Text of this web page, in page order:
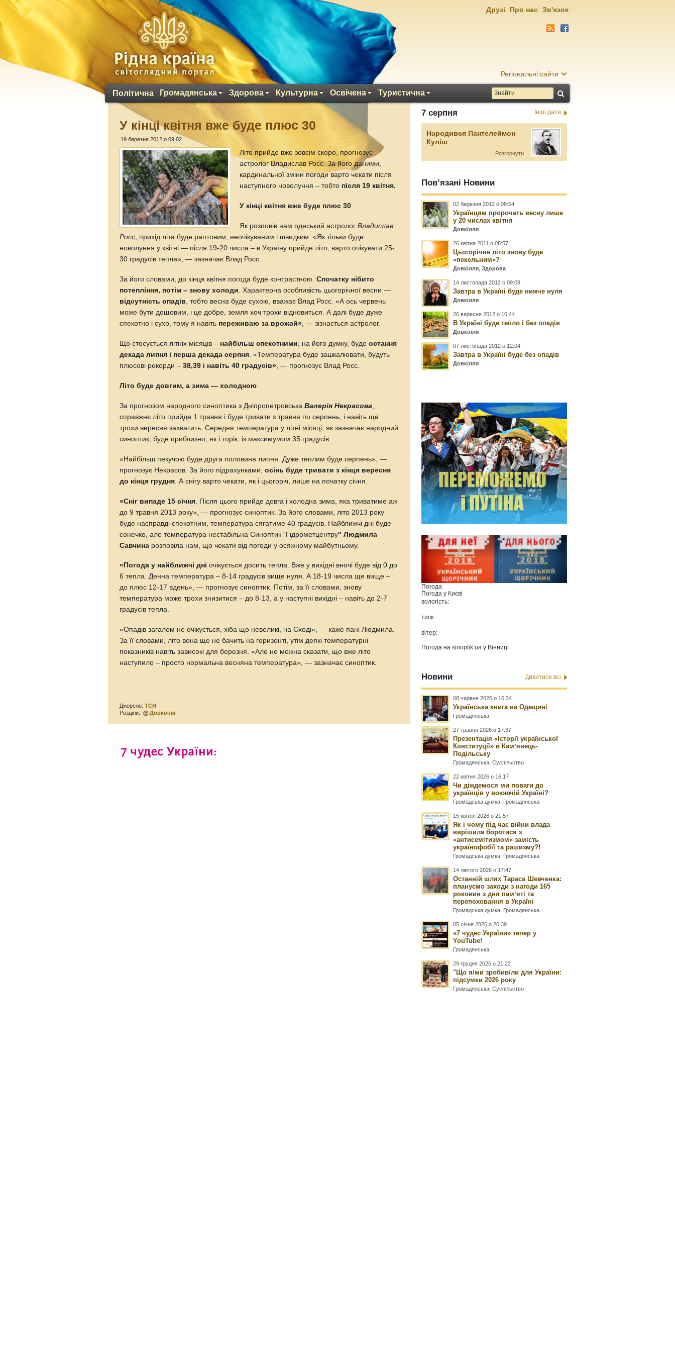
Регіональні сайти
Політична Громадянська Здорова Культурна Освічена Туристична
Друзі Про нас Зв'язок
У кінці квітня вже буде плюс 30
19 березня 2012 о 09:02
Літо прийде вже зовсім скоро, прогнозує
астролог Владислав Росс. За його даними,
кардинальної зміни погоди варто чекати після
наступного новолуння – тобто після 19 квітня.
У кінці квітня вже буде плюс 30
Як розповів нам одеський астрологВладислав
Росс , прихід літа буде раптовим, неочікуваним і швидким. «Як тільки буде
новолуння у квітні — після 19-20 числа – в Україну прийде літо, варто очікувати 25-
30 градусів тепла», — зазначає Влад Росс.
За його словами, до кінця квітня погода буде контрастною.Спочатку нібито
потепління, потім – знову холоди . Характерна особливість цьогорічної весни —
відсутність опадів , тобто весна буде сухою, вважає Влад Росс. «А ось червень
може бути дощовим, і це добре, земля хоч трохи відновиться. А далі буде дуже
спекотно і сухо, тому я навіть переживаю за врожай» , — зізнається астролог.
Що стосується літніх місяців – найбільш спекотними , на його думку, будеостання
декада липня і перша декада серпня . «Температура буде зашкалювати, будуть
плюсові рекорди –38,39 і навіть 40 градусів» , — прогнозує Влад Росс.
Літо буде довгим, а зима — холодною
За прогнозом народного синоптика з Дніпропетровська Валерія Некрасова
справжнє літо прийде 1 травня і буде тривати з травня по серпень, і навіть ще
трохи вересня захватить. Середня температура у літні місяці, як зазначає народний
синоптик, буде приблизно, як і торік, із максимумом 35 градусів.
«Найбільш пекучою буде друга половина липня. Дуже теплим буде серпень», —
прогнозує Некрасов. За його підрахунками,осінь буде тривати з кінця вересня
до кінця грудня . А снігу варто чекати, як і цьогоріч, лише на початку січня.
«Сніг випаде 15 січня . Після цього прийде довга і холодна зима, яка триватиме аж
до 9 травня 2013 року», — прогнозує синоптик. За його словами, літо 2013 року
буде насправді спекотним, температура сягатиме 40 градусів. Найближчі дні буде
сонечко, але температура нестабільна Синоптик "Гідрометцентру" Людмила
Савчина розповіла нам, що чекати від погоди у осяжному майбутньому.
«Погода у найближчі дні очікується досить тепла. Вже у вихідні вночі буде від 0 до
6 тепла. Денна температура – 8-14 градусів вище нуля. А 18-19 числа ще вище –
до плюс 12-17 вдень», — прогнозує синоптик. Потім, за її словами, знову
температура може трохи знизитися – до 8-13, а у наступні вихідні – навіть до 2-7
градусів тепла.
«Опадів загалом не очікується, хіба що невеликі, на Сході», — каже пані Людмила.
За її словами, літо вона ще не бачить на горизонті, утім деякі температурні
показників навіть зависокі для березня. «Але не можна сказати, що вже літо
наступило – просто нормальна весняна температура», — зазначає синоптик.
Джерело:ТСН
Розділи:
Довкілля
7 серпня Інші дати
Народився Пантелеймон
Куліш
Розгорнути
Пов’язані Новини
02 березня 2012 о 08:54
Українцям пророчать весну лише
у 20 числах квітня
Довкілля
26 квітня 2011 о 08:57
Цьогорічне літо знову буде
«пекельним»?
Довкілля ,Здорова
14 листопада 2012 о 09:09
Завтра в Україні буде нижче нуля
Довкілля
26 вересня 2012 о 10:44
В Україні буде тепло і без опадів
Довкілля
07 листопада 2012 о 12:04
Завтра в Україні буде без опадів
Довкілля
Погода
Погода у Києві
вологість:
тиск:
вітер:
Погода наsinoptik.ua у Вінниці
Новини Дивитися всі
08 червня 2026 о 16:34
Українська книга на Одещині
Громадянська
27 травня 2026 о 17:37
Презентація «Історії української
Конституції» в Камʼянець-
Подільську
Громадянська ,Суспільство
22 квітня 2026 о 16:17
Чи діждемося ми поваги до
українців у воюючій Україні?
Громадська думка Громадянська
15 квітня 2026 о 21:57
Як і чому під час війни влада
вирішила боротися з
«антисемітизмом» замість
українофобії та рашизму?!
Громадська думка Громадянська
14 лютого 2026 о 17:47
Останній шлях Тараса Шевченка:
плануємо заходи з нагоди 165
роковин з дня памʼяті та
перепоховання в Україні
Громадська думка Громадянська
05 січня 2026 о 20:39
«7 чудес України» тепер у
YouTube!
Громадянська
29 грудня 2025 о 21:22
"Що я/ми зробив/ли для України:
підсумки 2026 року
Громадянська ,Суспільство